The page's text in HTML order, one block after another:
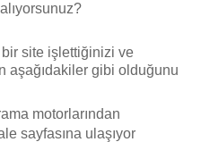
site işlettiğinizi ve
aşağıdakiler gibi olduğunu
motorlarından
sayfasına ulaşıyor